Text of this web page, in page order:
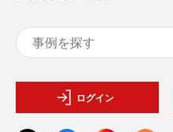
ログイン